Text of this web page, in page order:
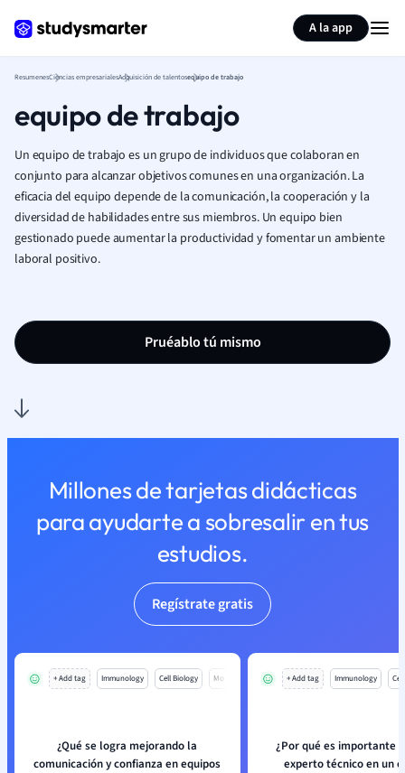
A la app
ResumenesCiencias empresarialesAdquisición de talentosequipo de trabajo
equipo de trabajo
Un equipo de trabajo es un grupo de individuos que colaboran en
conjunto para alcanzar objetivos comunes en una organización. La
eficacia del equipo depende de la comunicación, la cooperación y la
diversidad de habilidades entre sus miembros. Un equipo bien
gestionado puede aumentar la productividad y fomentar un ambiente
laboral positivo.
Pruéablo tú mismo
Millones de tarjetas didácticas
para ayudarte a sobresalir en tus
estudios.
Regístrate gratis
+ Add tag Immunology Cell Biology Mo
¿Qué se logra mejorando la
comunicación y confianza en equipos
+ Add tag Immunology
¿Por qué es importante
experto técnico en un
Resumir página